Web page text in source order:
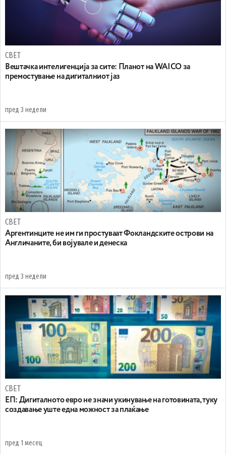
СВЕТ
Вештачка интелигенција за сите: Планот на WAICO за
премостување на дигиталниот јаз
пред 3 недели
СВЕТ
Аргентинците не им ги простуваат Фокландските острови на
Англичаните, би војувале и денеска
пред 3 недели
СВЕТ
ЕП: Дигиталното евро не значи укинување на готовината, туку
создавање уште една можност за плаќање
пред 1 месец